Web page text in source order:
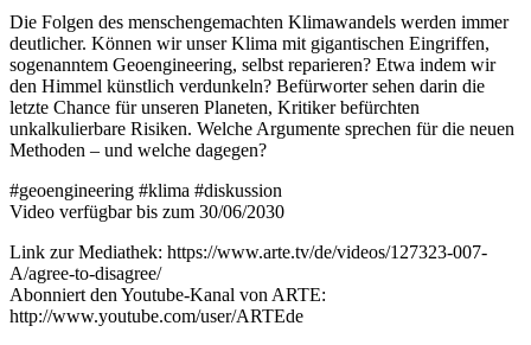
Die Folgen des menschengemachten Klimawandels werden immer
deutlicher. Können wir unser Klima mit gigantischen Eingriffen,
sogenanntem Geoengineering, selbst reparieren? Etwa indem wir
den Himmel künstlich verdunkeln? Befürworter sehen darin die
letzte Chance für unseren Planeten, Kritiker befürchten
unkalkulierbare Risiken. Welche Argumente sprechen für die neuen
Methoden – und welche dagegen?
#geoengineering #klima #diskussion
Video verfügbar bis zum 30/06/2030
Link zur Mediathek: https://www.arte.tv/de/videos/127323-007-
A/agree-to-disagree/
Abonniert den Youtube-Kanal von ARTE:
http://www.youtube.com/user/ARTEde